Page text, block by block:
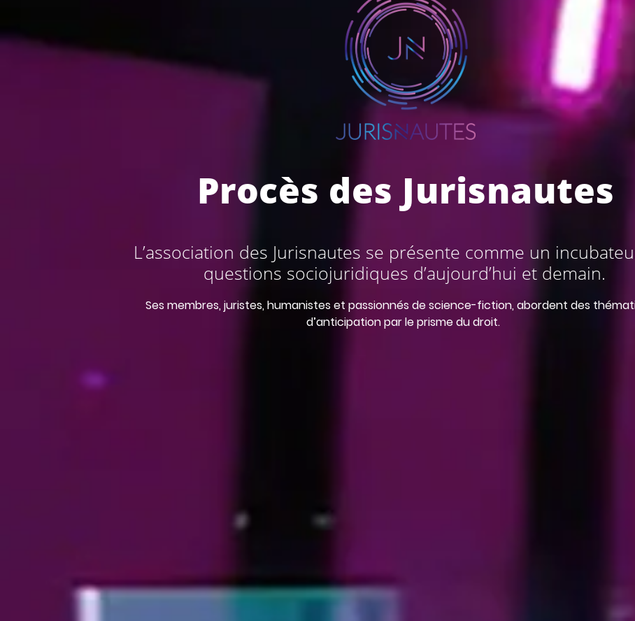
Procès des Jurisnautes
L’association des Jurisnautes se présente comme un
questions sociojuridiques d’aujourd’hui et demain.
Ses membres, juristes, humanistes et passionnés de science-fiction, abordent des
d’anticipation par le prisme du droit.